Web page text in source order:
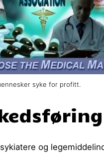
syke for profitt.
og